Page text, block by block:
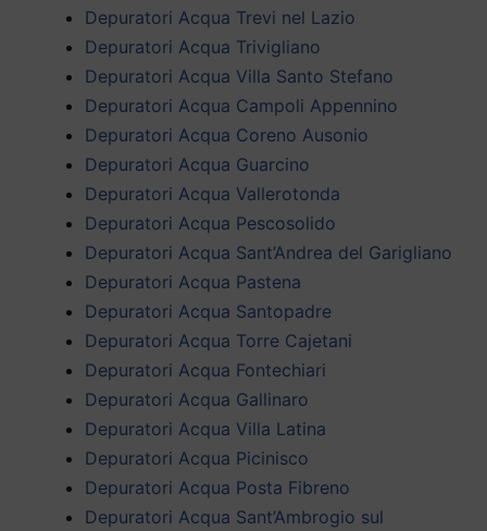
Depuratori Acqua Trevi nel Lazio
Depuratori Acqua Trivigliano
Depuratori Acqua Villa Santo Stefano
Depuratori Acqua Campoli Appennino
Depuratori Acqua Coreno Ausonio
Depuratori Acqua Guarcino
Depuratori Acqua Vallerotonda
Depuratori Acqua Pescosolido
Depuratori Acqua Sant’Andrea del Garigliano
Depuratori Acqua Pastena
Depuratori Acqua Santopadre
Depuratori Acqua Torre Cajetani
Depuratori Acqua Fontechiari
Depuratori Acqua Gallinaro
Depuratori Acqua Villa Latina
Depuratori Acqua Picinisco
Depuratori Acqua Posta Fibreno
Depuratori Acqua Sant’Ambrogio sul